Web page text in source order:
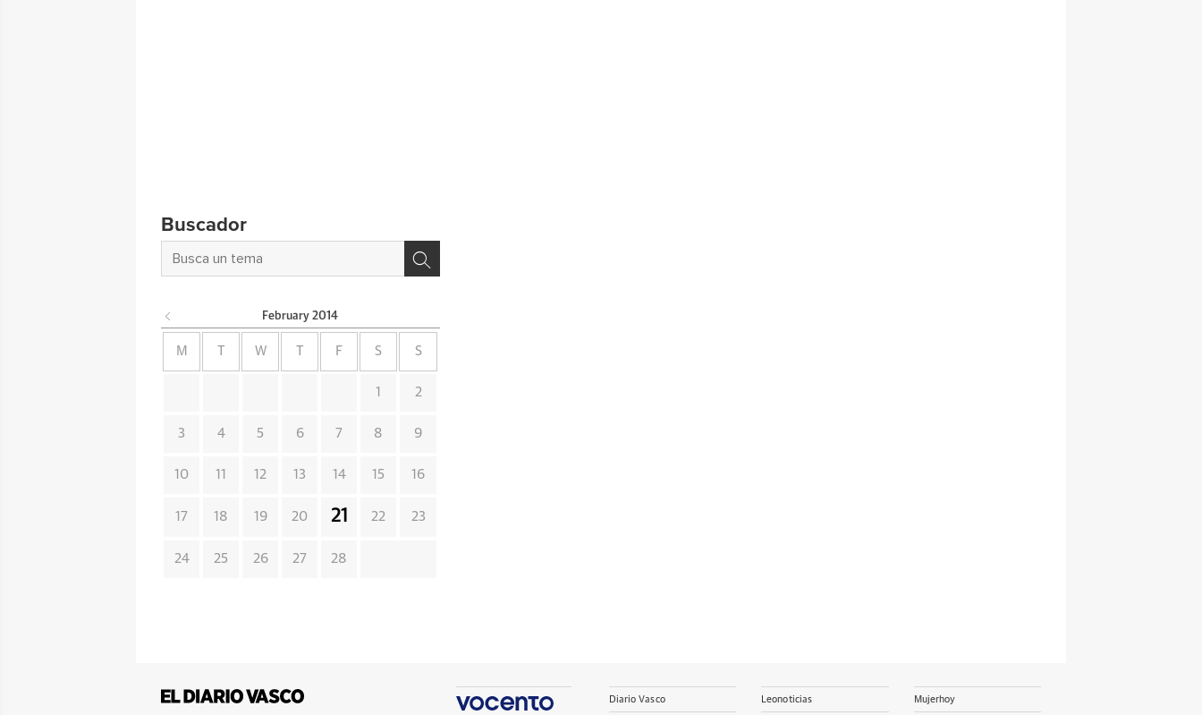
Buscador
February 2014
M W F S S
1 2
3 4 5 6 7 8 9
10 11 12 13 14 15 16
17 18 19 20 21 22 23
24 25 26 27 28
Diario Vasco Leonoticias Mujerhoy